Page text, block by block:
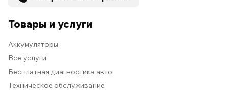
Товары и услуги
Аккумуляторы
Все услуги
Бесплатная диагностика авто
Техническое обслуживание